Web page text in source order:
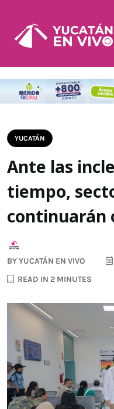
YUCATÁN
Ante las
tiempo,
continuarán
BYYUCATÁN EN VIVO
READ IN 2 MINUTES